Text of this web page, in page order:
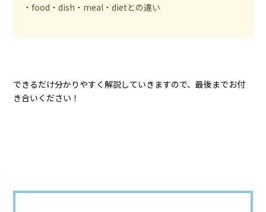
・food・dish・meal・dietとの違い
できるだけ分かりやすく解説していきますので、最後までお付
き合いください！